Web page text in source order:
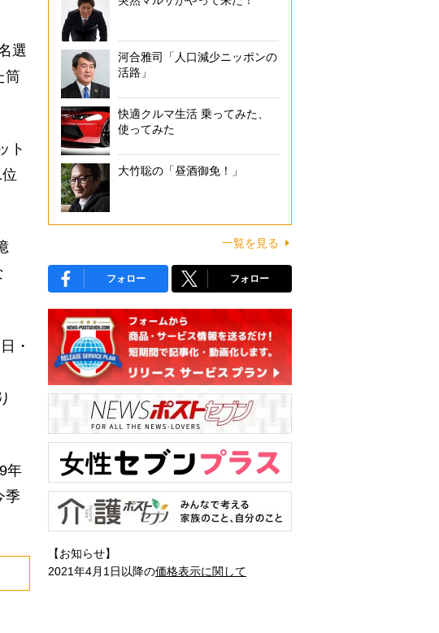
選
筒
ト
・
年
季
河合雅司「人口減少ニッポンの
活路」
快適クルマ生活 乗ってみた、
使ってみた
大竹聡の「昼酒御免！」
一覧を見る
フォロー フォロー
【お知らせ】
2021年4月1日以降の価格表示に関して